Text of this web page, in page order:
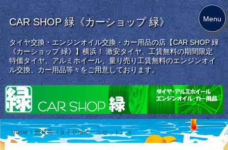
CAR SHOP 緑《カーショップ 緑》
タイヤ交換・エンジンオイル交換・カー用品の店【CAR SHOP 緑
《カーショップ 緑》】横浜！ 激安タイヤ、工賃無料の期間限定
特価タイヤ、アルミホイール、量り売り工賃無料のエンジンオイ
ル交換、カー用品等々をご用意しております。
Home »新発売《タイヤホイールセット》 »
Menu